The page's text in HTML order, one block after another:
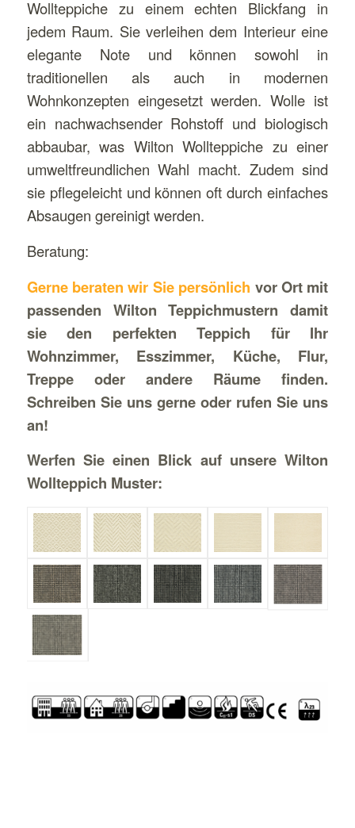
Wollteppiche zu einem echten Blickfang in
jedem Raum. Sie verleihen dem Interieur eine
elegante Note und können sowohl in
traditionellen als auch in modernen
Wohnkonzepten eingesetzt werden. Wolle ist
ein nachwachsender Rohstoff und biologisch
abbaubar, was Wilton Wollteppiche zu einer
umweltfreundlichen Wahl macht. Zudem sind
sie pflegeleicht und können oft durch einfaches
Absaugen gereinigt werden.
Beratung:
Gerne beraten wir Sie persönlich vor Ort mit
passenden Wilton Teppichmustern damit
sie den perfekten Teppich für Ihr
Wohnzimmer, Esszimmer, Küche, Flur,
Treppe oder andere Räume finden.
Schreiben Sie uns gerne oder rufen Sie uns
an!
Werfen Sie einen Blick auf unsere Wilton
Wollteppich Muster: